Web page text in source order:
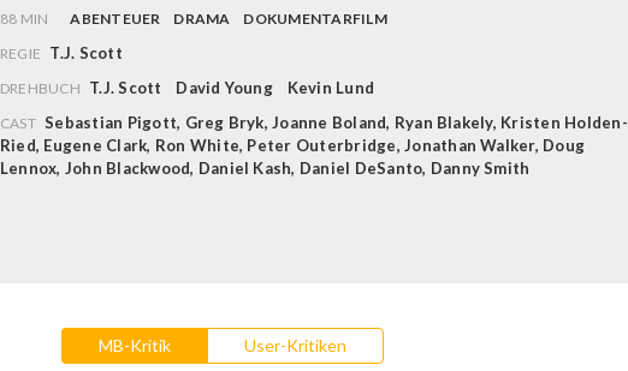
88 MIN ABENTEUER DRAMA
DOKUMENTARFILM
REGIE T.J. Scott
DREHBUCH T.J. Scott David Young Kevin Lund
CAST Sebastian Pigott, Greg Bryk,Joanne Boland, Ryan Blakely, Kristen Holden-
Ried, Eugene Clark, Ron White, Peter Outerbridge,Jonathan Walker, Doug
Lennox, John Blackwood, Daniel Kash, Daniel DeSanto, Danny Smith
MB-Kritik User-Kritiken